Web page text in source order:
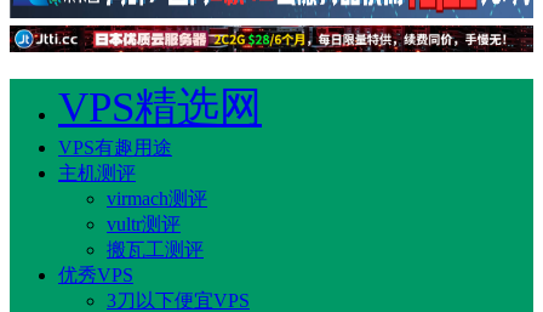
VPS精选网
VPS有趣用途
主机测评
virmach测评
vultr测评
搬瓦工测评
优秀VPS
3刀以下便宜VPS